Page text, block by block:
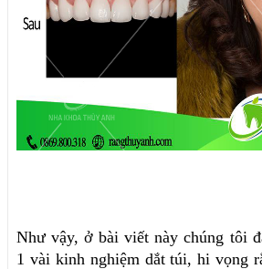
Như vậy, ở bài viết này chúng tôi
1 vài kinh nghiệm dắt túi, hi vọng